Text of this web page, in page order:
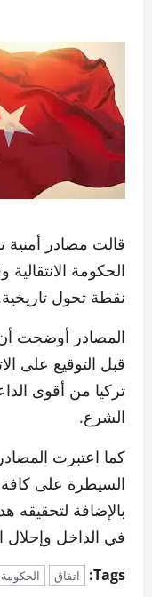
قالت مصادر أمنية
الحكومة
نقطة تحول
المصادر أوضحت أن
قبل التوقيع على
تركيا من أقوى
الشرع.
كما اعتبرت
السيطرة على كافة
بالإضافة لتحقيقه
في الداخل وإحلال
Tags: اتفاق الحكومة